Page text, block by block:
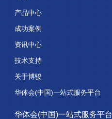
产品中心
成功案例
资讯中心
技术支持
关于博骏
华体会(中国)一站式服务平台
华体会(中国)一站式服务平台